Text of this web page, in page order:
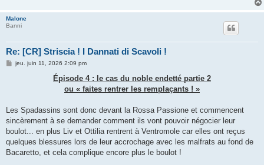
Malone
Banni
Re: [CR] Striscia ! I Dannati di Scavoli !
Mjeu. juin 11, 2026 2:09 pm
Épisode 4 : le cas du noble endetté partie 2
ou « faites rentrer les remplaçants ! »
Les Spadassins sont donc devant la Rossa Passione et commencent
sincèrement à se demander comment ils vont pouvoir négocier leur
boulot... en plus Liv et Ottilia rentrent à Ventromole car elles ont reçus
quelques blessures lors de leur accrochage avec les malfrats au fond de
Bacaretto, et cela complique encore plus le boulot !